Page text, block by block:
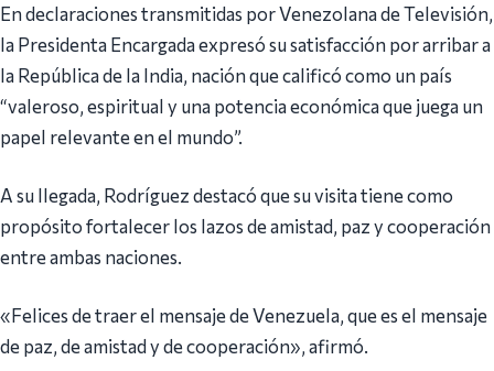
En declaraciones transmitidas por Venezolana de Televisión,
la Presidenta Encargada expresó su satisfacción por arribar a
la República de la India, nación que calificó como un país
“valeroso, espiritual y una potencia económica que juega un
papel relevante en el mundo”.
A su llegada, Rodríguez destacó que su visita tiene como
propósito fortalecer los lazos de amistad, paz y cooperación
entre ambas naciones.
«Felices de traer el mensaje de Venezuela, que es el mensaje
de paz, de amistad y de cooperación», afirmó.